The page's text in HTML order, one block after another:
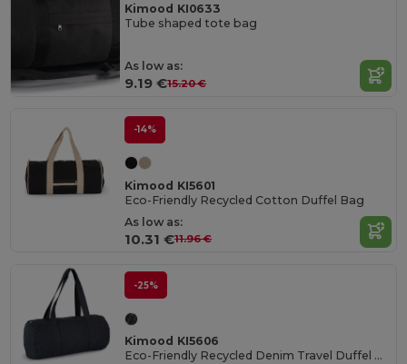
Kimood KI0633
Tube shaped tote bag
As low as:
9.19 €15.20 €
-14%
Kimood KI5601
Eco-Friendly Recycled Cotton Duffel Bag
As low as:
10.31 €11.96 €
-25%
Kimood KI5606
Eco-Friendly Recycled Denim Travel Duffel Bag